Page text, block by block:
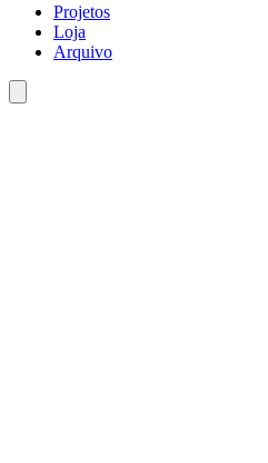
Projetos
Loja
Arquivo